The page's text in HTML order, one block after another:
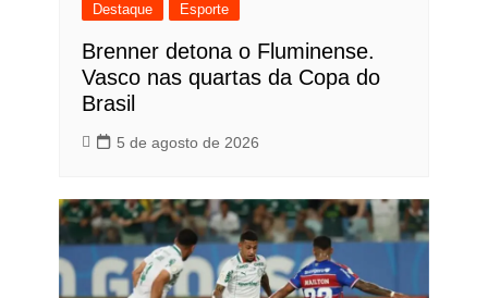
Destaque Esporte
Brenner detona o Fluminense.
Vasco nas quartas da Copa do
Brasil
5 de agosto de 2026